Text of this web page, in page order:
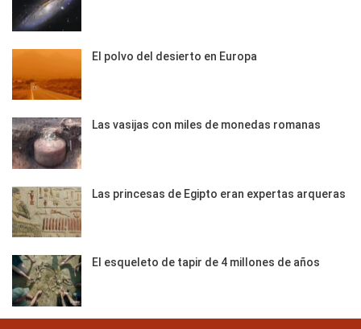
El polvo del desierto en Europa
Las vasijas con miles de monedas romanas
Las princesas de Egipto eran expertas arqueras
El esqueleto de tapir de 4 millones de años